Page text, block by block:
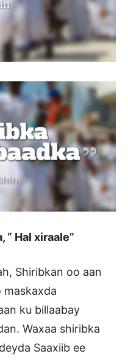
“ Hal xiraale”
Shiribkan oo aan
maskaxda
ku billaabay
Waxaa shiribka
Saaxiib ee